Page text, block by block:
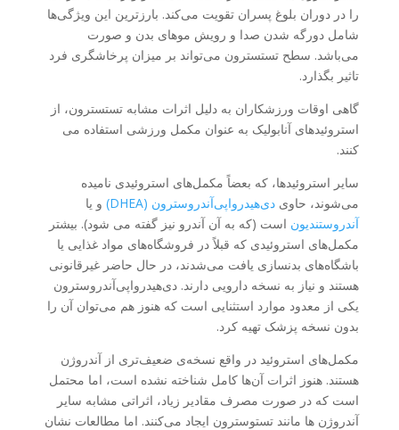
را در دوران بلوغ پسران تقویت می‌کند. بارزترین این ویژگی‌ها
شامل دورگه شدن صدا و رویش موهای بدن و صورت
می‌باشد. سطح تستسترون می‌تواند بر میزان پرخاشگری فرد
تاثیر بگذارد.
گاهی اوقات ورزشکاران به دلیل اثرات مشابه تستسترون، از
استروئیدهای آنابولیک به عنوان مکمل ورزشی استفاده می
کنند.
سایر استروئیدها، که بعضاً مکمل‌های استروئیدی نامیده
می‌شوند، حاوی دی‌هیدرواپی‌آندروسترون (DHEA)
و یا
آندروستندیون است (که به آن آندرو نیز گفته می شود). بیشتر
مکمل‌های استروئیدی که قبلاً در فروشگاه‌های مواد غذایی یا
باشگاه‌های بدنسازی یافت می‌شدند، در حال حاضر غیرقانونی
هستند و نیاز به نسخه دارویی دارند. دی‌هیدرواپی‌آندروسترون
یکی از معدود موارد استثنایی است که هنوز هم می‌توان آن را
بدون نسخه پزشک تهیه کرد.
مکمل‌های استروئید در واقع نسخه‌ی ضعیف‌تری از آندروژن
هستند. هنوز اثرات آن‌ها کامل شناخته نشده است، اما محتمل
است که در صورت مصرف مقادیر زیاد، اثراتی مشابه سایر
آندروژن ها مانند تستوسترون ایجاد می‌کنند. اما مطالعات نشان